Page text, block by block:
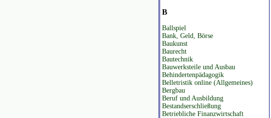
B
Ballspiel
Bank, Geld, Börse
Baukunst
Baurecht
Bautechnik
Bauwerksteile und Ausbau
Behindertenpädagogik
Belletristik online (Allgemeines)
Bergbau
Beruf und Ausbildung
Bestandserschließung
Betriebliche Finanzwirtschaft